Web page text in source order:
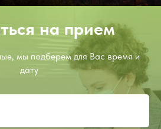
на прием
мы подберем для Вас время и
дату